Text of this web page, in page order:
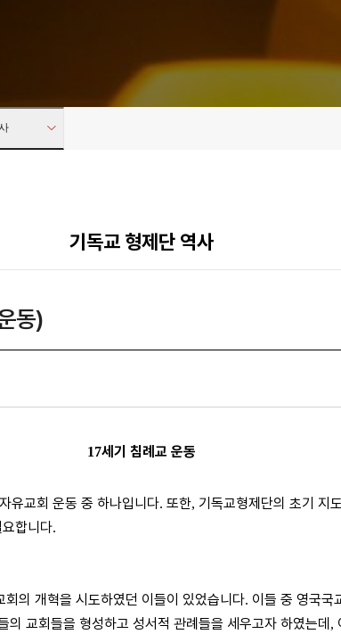
기독교 형제단 역사
동)
17세기 침례교 운동
유교회 운동 중 하나입니다.또한, 기독교형제단의 초기 지
합니다.
의 개혁을 시도하였던 이들이 있었습니다. 이들 중 영국국
의 교회들을 형성하고 성서적 관례들을 세우고자 하였는데 ,